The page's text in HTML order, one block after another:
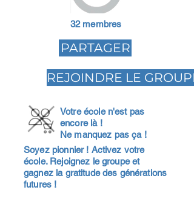
32 membres
PARTAGER
REJOINDRE LE GROUPE
Votre école n'est pas
encore là !
Ne manquez pas ça !
Soyez pionnier ! Activez votre
école. Rejoignez le groupe et
gagnez la gratitude des générations
futures !